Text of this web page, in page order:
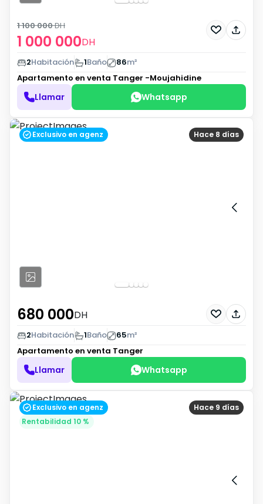
1 000 000DH
1 100 000DH
2Habitación 1Baño 86m²
Apartamento en venta Tanger -Moujahidine
Llamar Whatsapp
Hace 8 días
Exclusivo en agenz
680 000DH
2Habitación 1Baño 65m²
Apartamento en venta Tanger
Llamar Whatsapp
Hace 9 días
Exclusivo en agenz
Rentabilidad 10 %